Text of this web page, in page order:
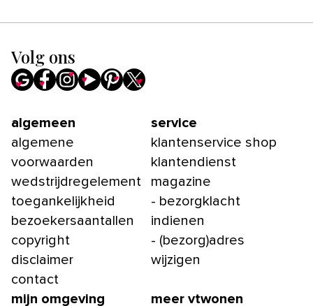
Volg ons
algemeen
algemene
voorwaarden
wedstrijdregelement
toegankelijkheid
bezoekersaantallen
copyright
disclaimer
contact
service
klantenservice shop
klantendienst
magazine
- bezorgklacht
indienen
- (bezorg)adres
wijzigen
mijn omgeving meer vtwonen